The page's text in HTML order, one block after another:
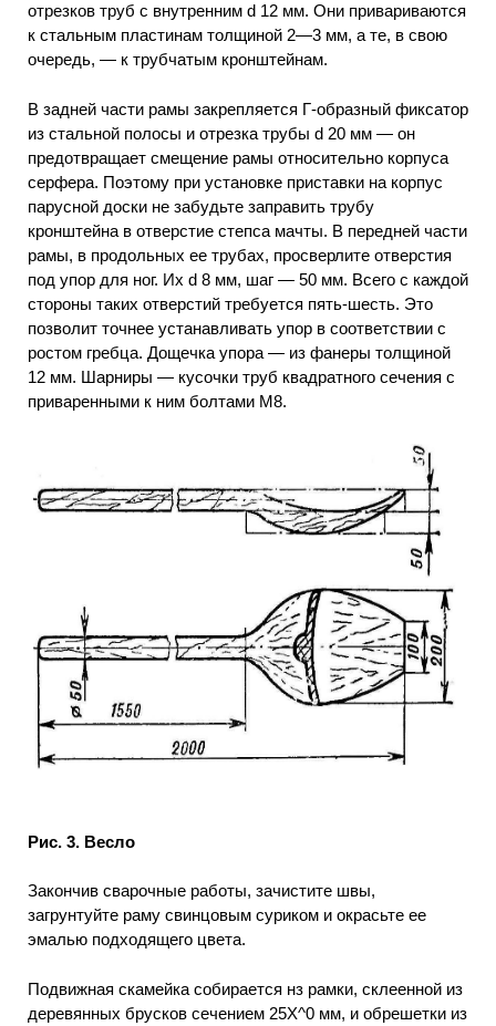
отрезков труб с внутренним d 12 мм. Они привариваются
к стальным пластинам толщиной 2—3 мм, а те, в свою
очередь, — к трубчатым кронштейнам.
В задней части рамы закрепляется Г-образный фиксатор
из стальной полосы и отрезка трубы d 20 мм — он
предотвращает смещение рамы относительно корпуса
серфера. Поэтому при установке приставки на корпус
парусной доски не забудьте заправить трубу
кронштейна в отверстие степса мачты. В передней части
рамы, в продольных ее трубах, просверлите отверстия
под упор для ног. Их d 8 мм, шаг — 50 мм. Всего с каждой
стороны таких отверстий требуется пять-шесть. Это
позволит точнее устанавливать упор в соответствии с
ростом гребца. Дощечка упора — из фанеры толщиной
12 мм. Шарниры — кусочки труб квадратного сечения с
приваренными к ним болтами М8.
Рис. 3. Весло
Закончив сварочные работы, зачистите швы,
загрунтуйте раму свинцовым суриком и окрасьте ее
эмалью подходящего цвета.
Подвижная скамейка собирается нз рамки, склеенной из
деревянных брусков сечением 25X^0 мм, и обрешетки из